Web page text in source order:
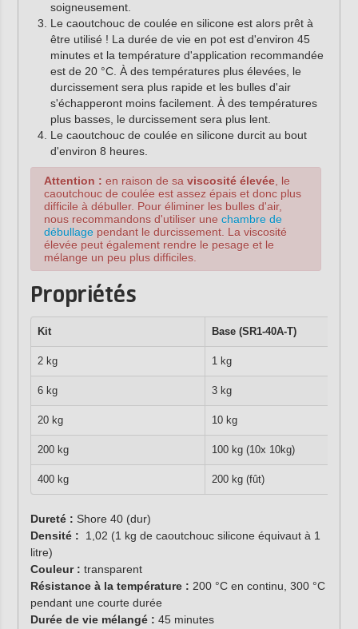
soigneusement.
Le caoutchouc de coulée en silicone est alors prêt à
être utilisé ! La durée de vie en pot est d'environ 45
minutes et la température d'application recommandée
est de 20 °C. À des températures plus élevées, le
durcissement sera plus rapide et les bulles d'air
s'échapperont moins facilement. À des températures
plus basses, le durcissement sera plus lent.
Le caoutchouc de coulée en silicone durcit au bout
d'environ 8 heures.
Attention : en raison de sa viscosité élevée, le
caoutchouc de coulée est assez épais et donc plus
difficile à débuller. Pour éliminer les bulles d'air,
nous recommandons d'utiliser une chambre de
débullagependant le durcissement. La viscosité
élevée peut également rendre le pesage et le
mélange un peu plus difficiles.
Propriétés
Kit Base (SR1-40A-T)
2 kg 1 kg
6 kg 3 kg
20 kg 10 kg
200 kg 100 kg (10x 10kg)
400 kg 200 kg (fût)
Dureté : Shore 40 (dur)
Densité :
1,02 (1 kg de caoutchouc silicone équivaut à 1
litre)
Couleur : transparent
Résistance à la température : 200 °C en continu, 300 °C
pendant une courte durée
Durée de vie mélangé : 45 minutes